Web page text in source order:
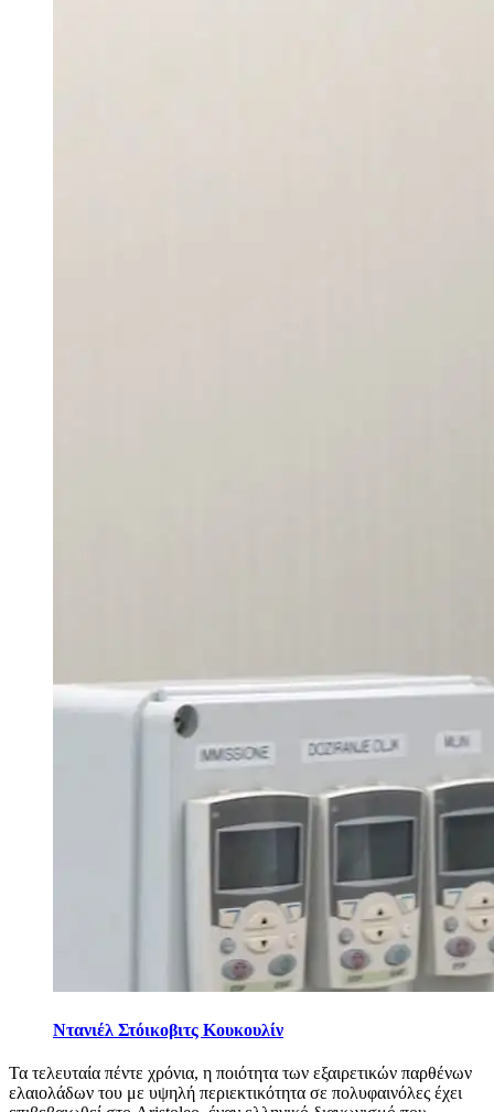
Ντανιέλ Στόικοβιτς Κουκουλίν
Τα τελευταία πέντε χρόνια, η ποιότητα των εξαιρετικών παρθένων
ελαιολάδων του με υψηλή περιεκτικότητα σε πολυφαινόλες έχει